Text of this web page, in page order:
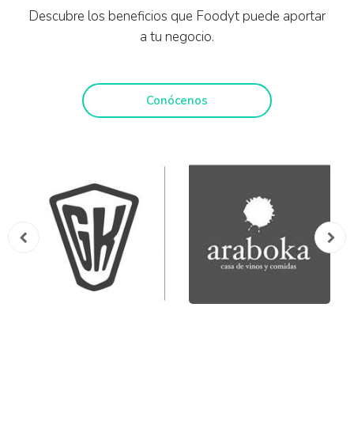
Descubre los beneficios que Foodyt puede aportar
a tu negocio.
Conócenos